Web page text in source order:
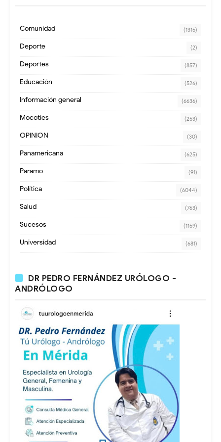
Comunidad (1315)
Deporte (2)
Deportes (857)
Educación (526)
Información general (6636)
Mocoties (253)
OPINION (30)
Panamericana (625)
Paramo (91)
Política (6044)
Salud (763)
Sucesos (1159)
Universidad (681)
DR PEDRO FERNÁNDEZ URÓLOGO -
ANDRÓLOGO